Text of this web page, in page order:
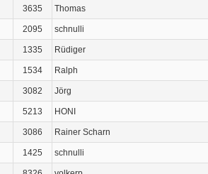
3635 Thomas
2095 schnulli
1335 Rüdiger
1534 Ralph
3082 Jörg
5213 HONI
3086 Rainer Scharn
1425 schnulli